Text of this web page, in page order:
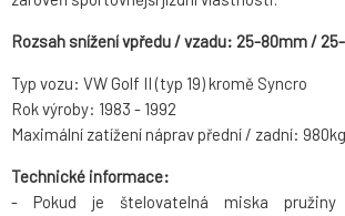
Rozsah snížení vpředu / vzadu: 25-80mm /
Typ vozu: VW Golf II (typ 19) kromě Syncro
Rok výroby: 1983 - 1992
Maximální zatížení náprav přední / zadní:
Technické informace:
- Pokud je štelovatelná miska pružiny